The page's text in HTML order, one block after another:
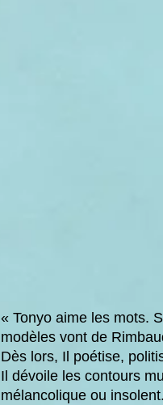
« Tonyo aime les mots.
modèles vont de
Dès lors, Il poétise,
Il dévoile les contours
mélancolique ou